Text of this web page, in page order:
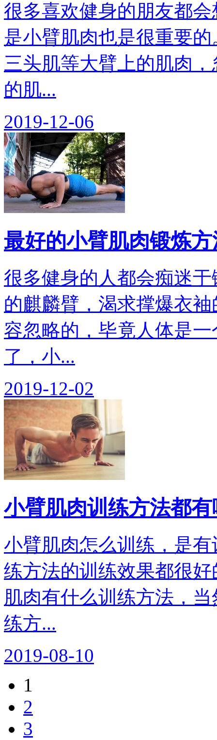
很多喜欢健身的朋友都
是小臂肌肉也是很重要
三头肌等大臂上的肌肉
的肌...
2019-12-06
最好的小臂肌肉锻炼
很多健身的人都会痴迷
的麒麟臂，渴求撑爆衣
容忽略的，毕竟人体是
了，小...
2019-12-02
小臂肌肉训练方法都
小臂肌肉怎么训练，是
练方法的训练效果都很
肌肉有什么训练方法，
练方...
2019-08-10
1
2
3